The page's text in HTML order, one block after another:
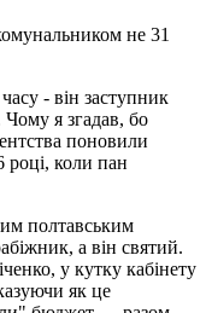
не 31
- він заступник
Чому я згадав, бо
поновили
році, коли пан
полтавським
а він святий.
у кутку кабінету
як це